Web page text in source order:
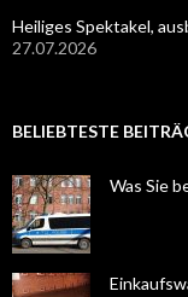
Heiliges Spektakel,
27.07.2026
BELIEBTESTE
Was Sie